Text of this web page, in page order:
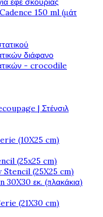
150 ml (μάτ
διάφανο
- crocodile
| Στένσιλ
(10X25 cm)
(25x25 cm)
(25X25 cm)
εκ. (πλακάκια)
(21X30 cm)